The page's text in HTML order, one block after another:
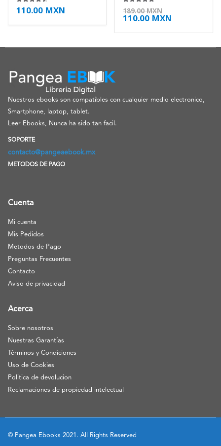
4.38de 5
110.00 MXN 4.88 de 5
189.00MXN
110.00 MXN
Nuestros ebooks son compatibles con cualquier medio electronico,
Smartphone, laptop, tablet.
Leer Ebooks, Nunca ha sido tan facil.
SOPORTE
contacto@pangeaebook.mx
METODOS DE PAGO
Cuenta
Mi cuenta
Mis Pedidos
Metodos de Pago
Preguntas Frecuentes
Contacto
Aviso de privacidad
Acerca
Sobre nosotros
Nuestras Garantías
Términos y Condiciones
Uso de Cookies
Politica de devolucion
Reclamaciones de propiedad intelectual
© Pangea Ebooks 2021. All Rights Reserved